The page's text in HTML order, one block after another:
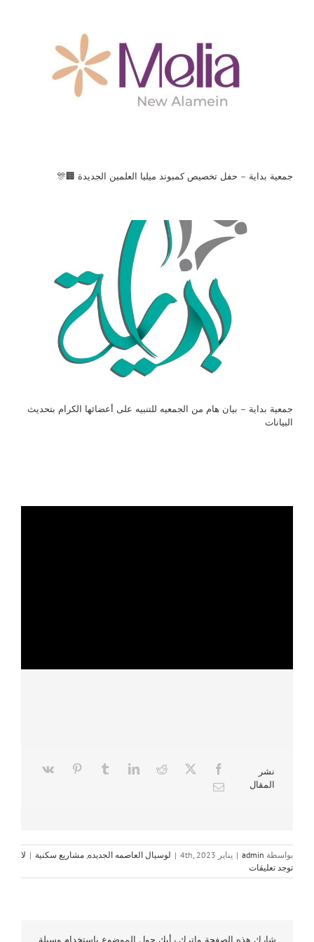
جمعية بداية – حفل تخصيص كمبوند ميليا العلمين الجديدة 🏢🎊
جمعية بداية – بيان هام من الجمعيه للتنبيه على أعضائها الكرام بتحديث
البيانات
نشر
المقال
بواسطة admin
| يناير 4th, 2023 | لوسيال العاصمه الجديده, مشاريع سكنية | لا
توجد تعليقات
شارك هذه الصفحة, واترك رأيك حول الموضوع باستخدام وسيلة